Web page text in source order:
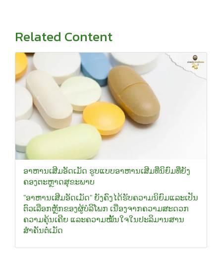
Related Content
ອາຫານເສີມອັດເມັດ ຮູບແບບອາຫານເສີມທີ່ນິຍົມທີ່ຍັງ
ຄອງຕະຫຼາດສຸຂະພາບ
"ອາຫານເສີມອັດເມັດ" ຍັງຄົງໄດ້ຮັບຄວາມນິຍົມແລະເປັນ
ຕົວເລືອກຫຼັກຂອງຜູ້ບໍລິໂພກ ເນື່ອງຈາກຄວາມສະດວກ
ຄວາມຄຸ້ນເຄີຍ ແລະຄວາມໝັ້ນໃຈໃນປະລິມານສານ
ສຳຄັນຕໍ່ເມັດ